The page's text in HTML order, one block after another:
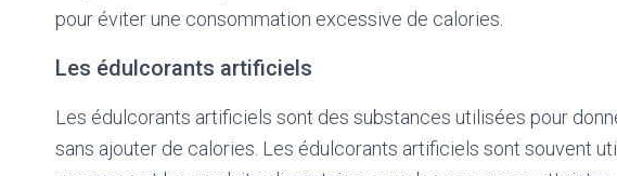
pour éviter une consommation excessive de calories.
Les édulcorants artificiels
Les édulcorants artificiels sont des substances utilisées pour
sans ajouter de calories. Les édulcorants artificiels sont souvent